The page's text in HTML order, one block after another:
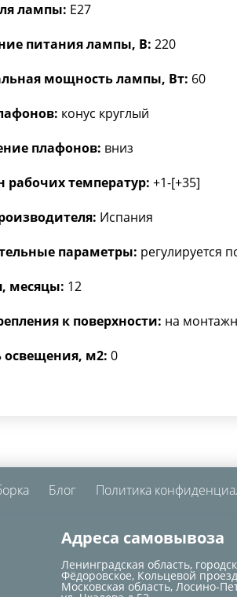
лампы: E27
питания лампы, В: 220
мощность лампы, Вт: 60
конус круглый
плафонов: вниз
рабочих температур: +1-[+35]
Испания
параметры: регулируется
месяцы: 12
к поверхности: на
м2: 0
Блог Политика
Адреса самовывоза
Ленинградская область,
Фёдоровское, Кольцевой
Московская область, Лосино-